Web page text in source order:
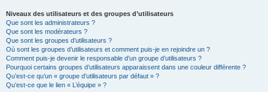
Niveaux des utilisateurs et des groupes d’utilisateurs
Que sont les administrateurs ?
Que sont les modérateurs ?
Que sont les groupes d’utilisateurs ?
Où sont les groupes d’utilisateurs et comment puis-je en rejoindre un ?
Comment puis-je devenir le responsable d’un groupe d’utilisateurs ?
Pourquoi certains groupes d’utilisateurs apparaissent dans une couleur différente ?
Qu’est-ce qu’un « groupe d’utilisateurs par défaut » ?
Qu’est-ce que le lien « L’équipe » ?